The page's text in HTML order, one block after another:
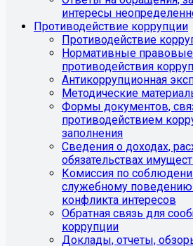
интересы
Противодействие коррупции
Противодействие
Нормативные
противодействия
Антикоррупционная
Методические
Формы документов,
противодействием
заполнения
Сведения о доходах,
обязательствах
Комиссия по
служебному
конфликта интересов
Обратная связь для
коррупции
Доклады, отчеты,